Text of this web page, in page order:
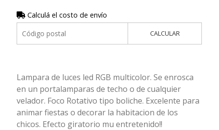
Calculá el costo de envío
CALCULAR
Lampara de luces led RGB multicolor. Se enrosca
en un portalamparas de techo o de cualquier
velador. Foco Rotativo tipo boliche. Excelente para
animar fiestas o decorar la habitacion de los
chicos. Efecto giratorio mu entretenido!!